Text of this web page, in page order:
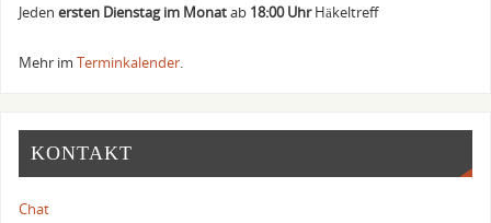
Jedenersten Dienstag im Monatab 18:00 UhrHäkeltreff
Mehr imTerminkalender.
KONTAKT
Chat